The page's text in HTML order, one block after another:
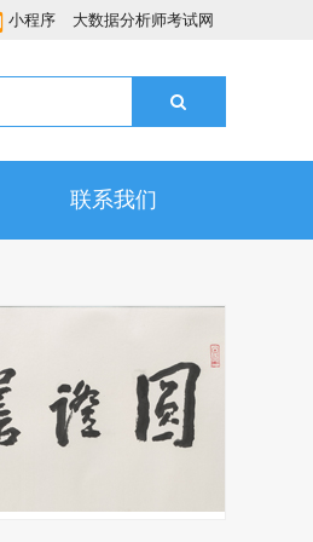
小程序 大数据分析师考试网
联系我们